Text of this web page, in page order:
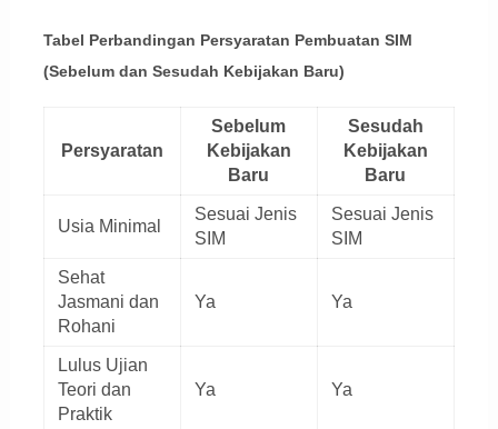
Tabel Perbandingan Persyaratan Pembuatan SIM
(Sebelum dan Sesudah Kebijakan Baru)
Persyaratan
Sebelum
Kebijakan
Baru
Sesudah
Kebijakan
Baru
Usia Minimal
Sesuai Jenis
SIM
Sesuai Jenis
SIM
Sehat
Jasmani dan
Rohani
Ya Ya
Lulus Ujian
Teori dan
Praktik
Ya Ya